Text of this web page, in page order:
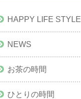
HAPPY LIFE STYLE
NEWS
お茶の時間
ひとりの時間